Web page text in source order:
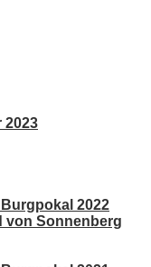
2023
2022
von Sonnenberg